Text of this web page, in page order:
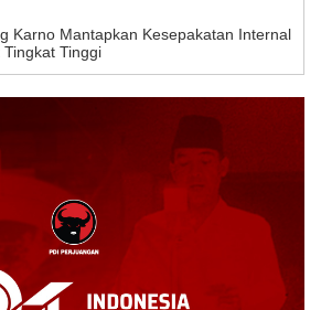
Karno Mantapkan Kesepakatan Internal
Tinggi